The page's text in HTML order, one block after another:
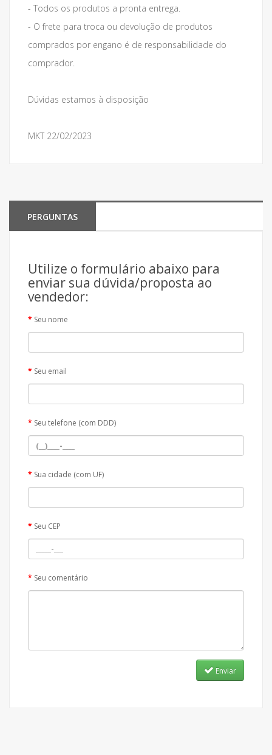
- Todos os produtos a pronta entrega.
- O frete para troca ou devolução de produtos
comprados por engano é de responsabilidade do
comprador.
Dúvidas estamos à disposição
MKT 22/02/2023
PERGUNTAS
Utilize o formulário abaixo para
enviar sua dúvida/proposta ao
vendedor:
Seu nome
Seu email
Seu telefone (com DDD)
Sua cidade (com UF)
Seu CEP
Seu comentário
Enviar